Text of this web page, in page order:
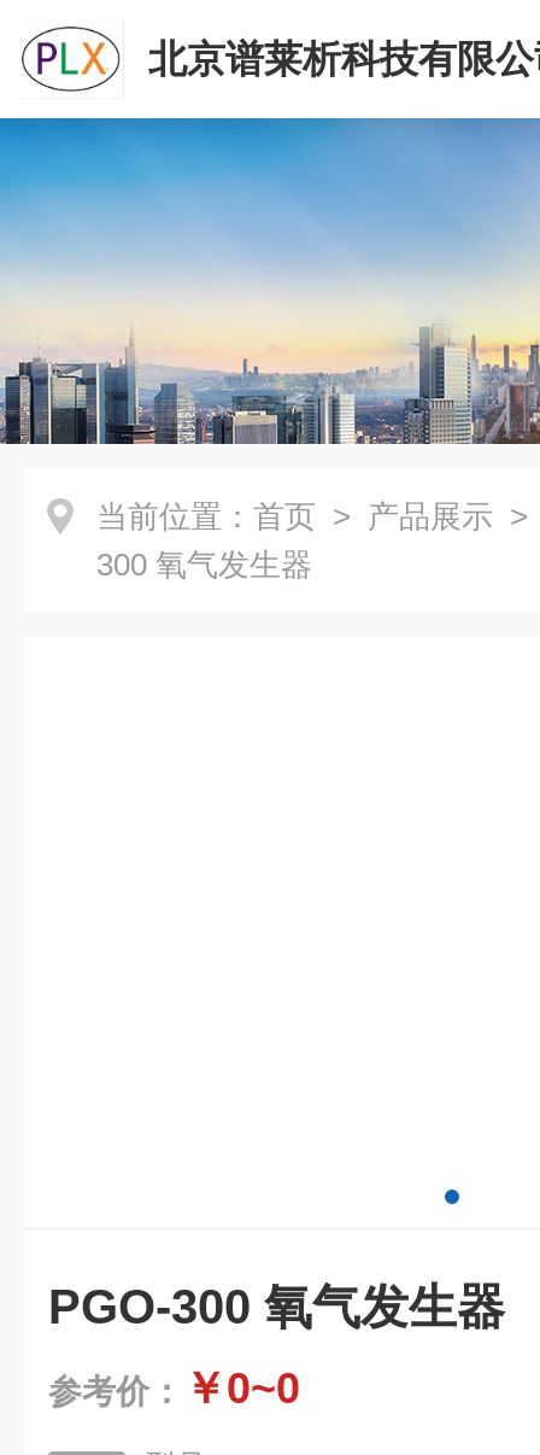
北京谱莱析科技有限
当前位置： 首页 > 产品展示
300 氧气发生器
PGO-300 氧气发生器
参考价： ￥0~0